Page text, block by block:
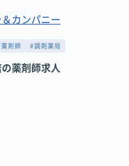
カンパニー
剤師 #調剤薬局
薬剤師求人